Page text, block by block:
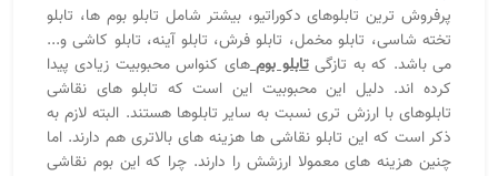
پرفروش ترین تابلوهای دکوراتیو، بیشتر شامل تابلو بوم ها، تابلو
تخته شاسی، تابلو مخمل، تابلو فرش، تابلو آینه، تابلو کاشی و...
می باشد. که به تازگیتابلو بومهای کنواس محبوبیت زیادی پیدا
کرده اند. دلیل این محبوبیت این است که تابلو های نقاشی
تابلوهای با ارزش تری نسبت به سایر تابلوها هستند. البته لازم به
ذکر است که این تابلو نقاشی ها هزینه های بالاتری هم دارند. اما
چنین هزینه های معمولا ارزشش را دارند. چرا که این بوم نقاشی